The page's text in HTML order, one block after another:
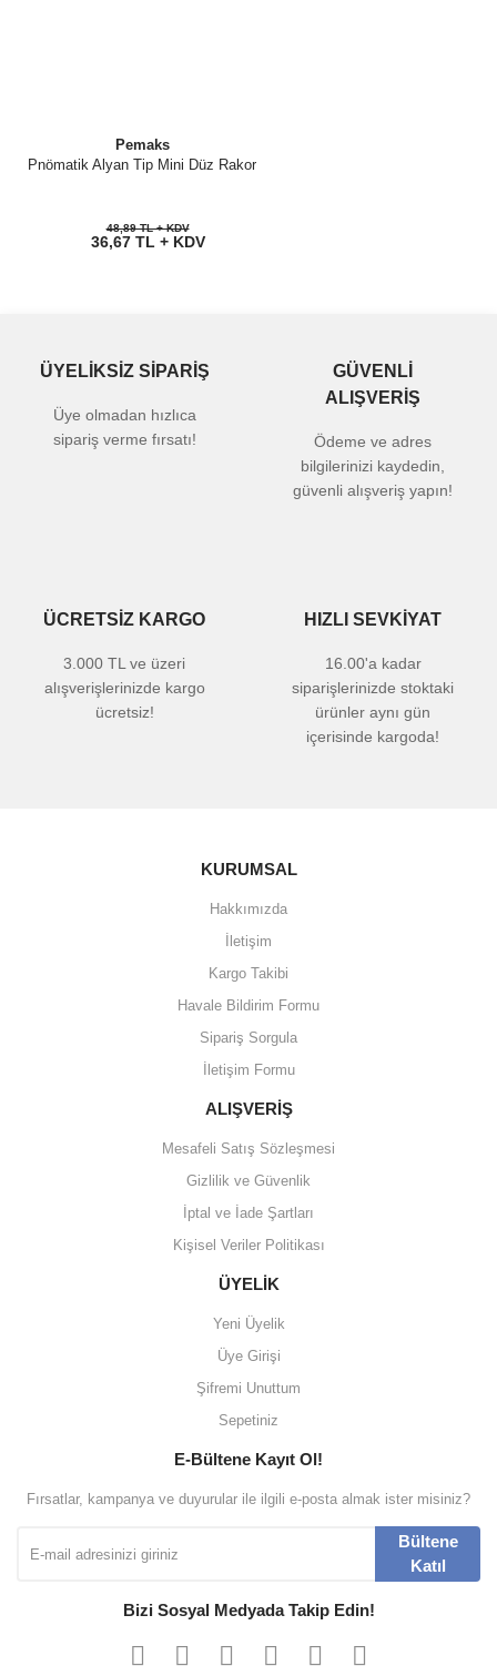
Pemaks
Pnömatik Alyan Tip Mini Düz Rakor
48,89 TL + KDV
36,67 TL + KDV
ÜYELİKSİZ SİPARİŞ
Üye olmadan hızlıca
sipariş verme fırsatı!
GÜVENLİ
ALIŞVERİŞ
Ödeme ve adres
bilgilerinizi kaydedin,
güvenli alışveriş yapın!
ÜCRETSİZ KARGO
3.000 TL ve üzeri
alışverişlerinizde kargo
ücretsiz!
HIZLI SEVKİYAT
16.00'a kadar
siparişlerinizde stoktaki
ürünler aynı gün
içerisinde kargoda!
KURUMSAL
Hakkımızda
İletişim
Kargo Takibi
Havale Bildirim Formu
Sipariş Sorgula
İletişim Formu
ALIŞVERİŞ
Mesafeli Satış Sözleşmesi
Gizlilik ve Güvenlik
İptal ve İade Şartları
Kişisel Veriler Politikası
ÜYELİK
Yeni Üyelik
Üye Girişi
Şifremi Unuttum
Sepetiniz
E-Bültene Kayıt Ol!
Fırsatlar, kampanya ve duyurular ile ilgili e-posta almak ister misiniz?
Bültene
Katıl
Bizi Sosyal Medyada Takip Edin!